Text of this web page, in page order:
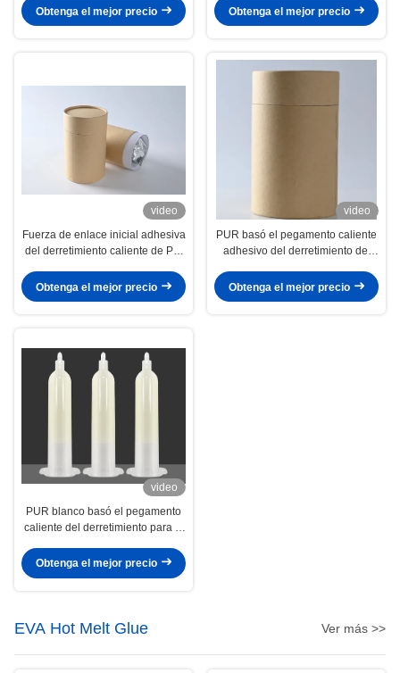
Obtenga el mejor precio
laminación de la cubierta
superior para el hogar
Obtenga el mejor precio
video
Fuerza de enlace inicial adhesiva
del derretimiento caliente de Pur
la lavadora
Obtenga el mejor precio
video
PUR basó el pegamento caliente
adhesivo del derretimiento del
encuadernación
Obtenga el mejor precio
video
PUR blanco basó el pegamento
caliente del derretimiento para el
Smartphone de los substratos
Obtenga el mejor precio
EVA Hot Melt Glue Ver más >>